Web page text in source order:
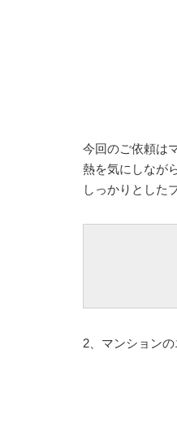
今回のご依頼は
熱を気にしなが
しっかりとした
2、マンション